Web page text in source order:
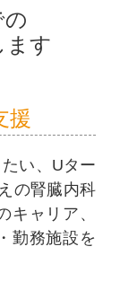
の
ます
援
い、Uター
の腎臓内科
キャリア、
勤務施設を